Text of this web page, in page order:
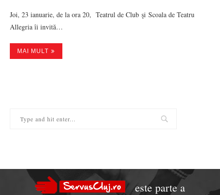
Joi, 23 ianuarie, de la ora 20, Teatrul de Club şi Scoala de Teatru
Allegria îi invită…
MAI MULT
este parte a